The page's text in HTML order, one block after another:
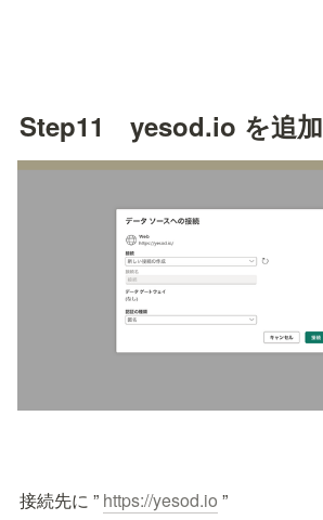
Step11　yesod.io を追加
接続先に ” https://yesod.io ”